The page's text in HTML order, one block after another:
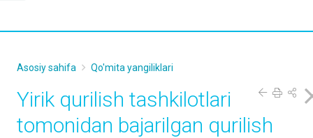
Asosiy sahifa Qo'mita yangiliklari
Yirik qurilish tashkilotlari
tomonidan bajarilgan qurilish